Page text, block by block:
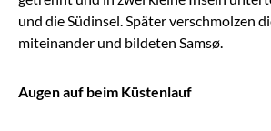
und die Südinsel. Später verschmolzen
miteinander und bildeten Samsø.
Augen auf beim Küstenlauf